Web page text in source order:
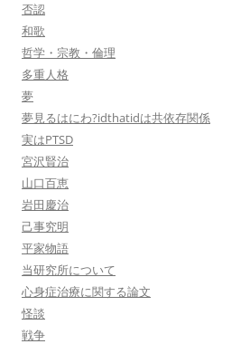
否認
和歌
哲学・宗教・倫理
多重人格
夢
夢見るはにわ?idthatidは共依存関係
実はPTSD
宮沢賢治
山口百恵
岩田慶治
己事究明
平家物語
当研究所について
心身症治療に関する論文
怪談
戦争